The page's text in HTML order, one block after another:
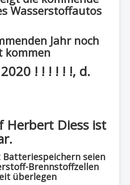
Wasserstoffautos
Jahr noch
kommen
! ! ! ! ! !, d.
Herbert Diess ist
seien
Brennstoffzellen
überlegen